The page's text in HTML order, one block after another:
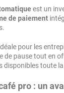
est un
de paiement
pour les
de pause tout en
disponibles toute
pro : un